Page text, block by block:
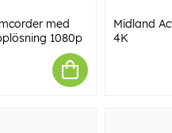
med
1080p
Midland
4K